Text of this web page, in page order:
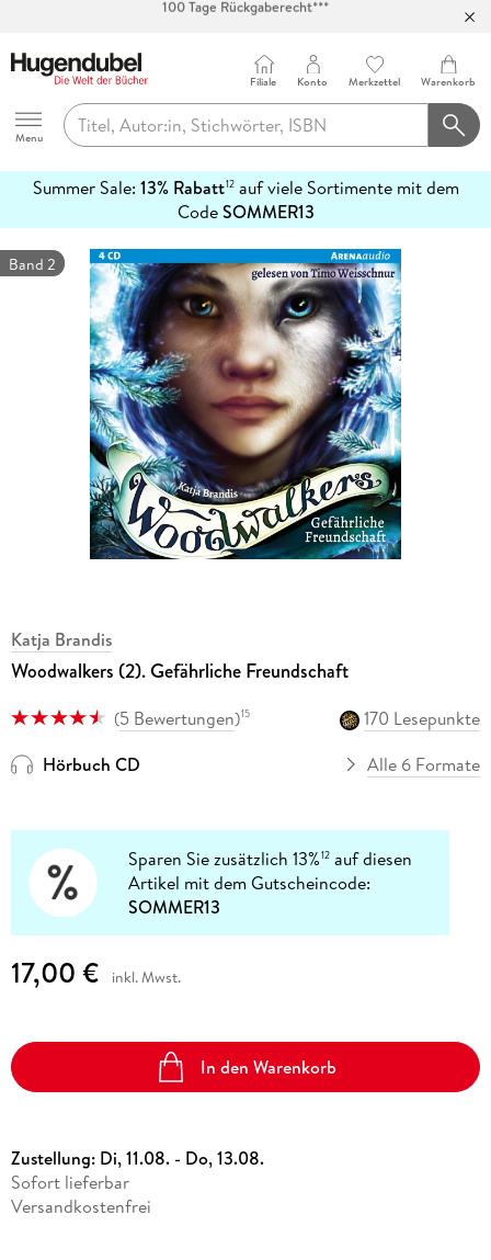
Abholung in über 100 Filialen
Hugendubel
Menu
Filiale Konto Merkzettel Warenkorb
Summer Sale: 13% Rabatt12auf viele Sortimente mit dem
CodeSOMMER13
erfahren
Band 2
Katja Brandis
Woodwalkers (2). Gefährliche Freundschaft
(5 Bewertungen)15
170 Lesepunkte
Hörbuch CD
Alle 6 Formate
Sparen Sie zusätzlich 13%12 auf diesen
Artikel mit dem Gutscheincode:
SOMMER13
17,00 € inkl. Mwst.
In den Warenkorb
Zustellung: Di, 11.08. - Do, 13.08.
Sofort lieferbar
Versandkostenfrei